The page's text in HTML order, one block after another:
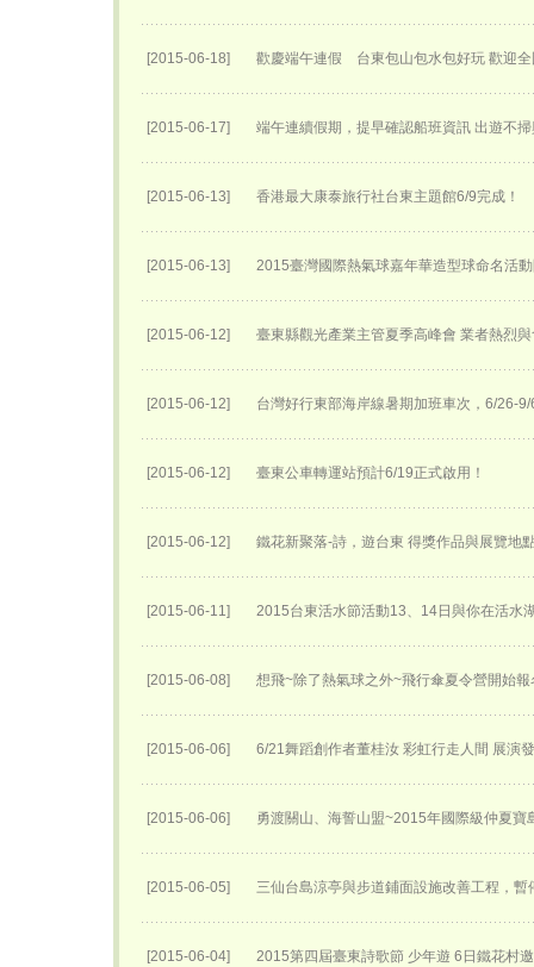
[2015-06-18] 歡慶端午連假 台東包山包水包好玩 歡迎
[2015-06-17] 端午連續假期，提早確認船班資訊 出遊不
[2015-06-13] 香港最大康泰旅行社台東主題館6/9完成！
[2015-06-13] 2015臺灣國際熱氣球嘉年華​造型球命名活
[2015-06-12] 臺東縣觀光產業主管夏季高峰會 業者熱烈
[2015-06-12] 台灣好行東部海岸線暑期加班車次，6/26-
[2015-06-12] 臺東公車轉運站預計6/19正式啟用！
[2015-06-12] 鐵花新聚落-詩，遊台東 得獎作品與展覽地
[2015-06-11] 2015台東活水節活動13、14日與你在活水
[2015-06-08] 想飛~除了熱氣球之外~飛行傘夏令營開始報
[2015-06-06] 6/21舞蹈創作者董桂汝 彩虹行走人間 展演
[2015-06-06] 勇渡關山、海誓山盟~2015年國際級仲夏寶
[2015-06-05] 三仙台島涼亭與步道鋪面設施改善工程，暫
[2015-06-04] 2015第四屆臺東詩歌節 少年遊 6日鐵花村